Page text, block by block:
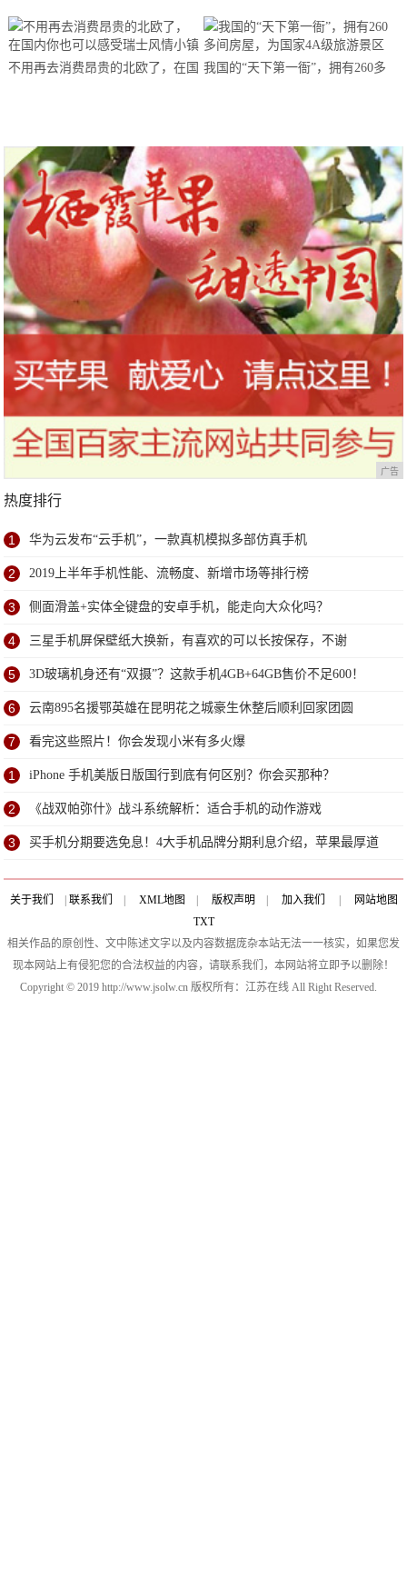
不用再去消费昂贵的北欧了，在国 我国的“天下第一衙”，拥有260多
广告
热度排行
1 华为云发布“云手机”，一款真机模拟多部仿真手机
2 2019上半年手机性能、流畅度、新增市场等排行榜
3 侧面滑盖+实体全键盘的安卓手机，能走向大众化吗？
4 三星手机屏保壁纸大换新，有喜欢的可以长按保存，不谢
5 3D玻璃机身还有“双摄”？这款手机4GB+64GB售价不足600！
6 云南895名援鄂英雄在昆明花之城豪生休整后顺利回家团圆
7 看完这些照片！你会发现小米有多火爆
1 iPhone 手机美版日版国行到底有何区别？你会买那种？
2 《战双帕弥什》战斗系统解析：适合手机的动作游戏
3 买手机分期要选免息！4大手机品牌分期利息介绍，苹果最厚道
关于我们 联系我们 XML地图 版权声明 加入我们
网站地图
TXT
相关作品的原创性、文中陈述文字以及内容数据庞杂本站无法一一核实，如果您发
现本网站上有侵犯您的合法权益的内容，请联系我们，本网站将立即予以删除！
Copyright © 2019 http://www.jsolw.cn 版权所有：江苏在线 All Right Reserved.